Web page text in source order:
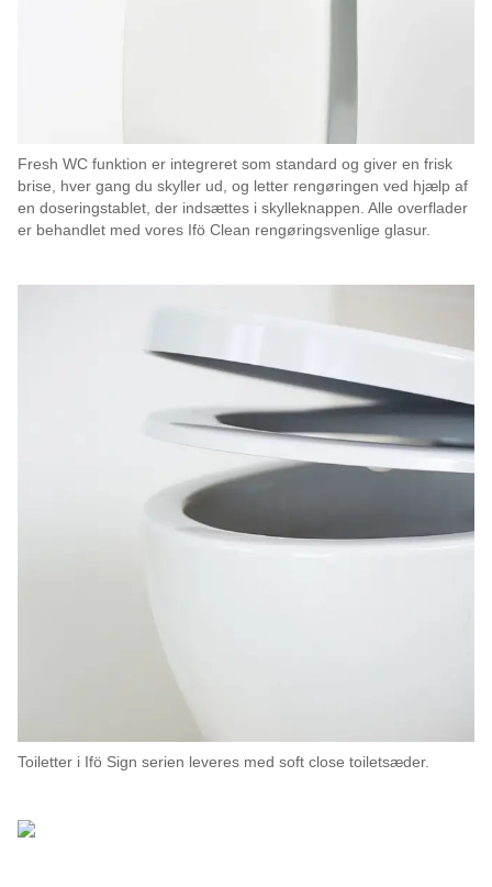
Fresh WC funktion er integreret som standard og giver en frisk
brise, hver gang du skyller ud, og letter rengøringen ved hjælp af
en doseringstablet, der indsættes i skylleknappen. Alle overflader
er behandlet med vores Ifö Clean rengøringsvenlige glasur.
Toiletter i Ifö Sign serien leveres med soft close toiletsæder.